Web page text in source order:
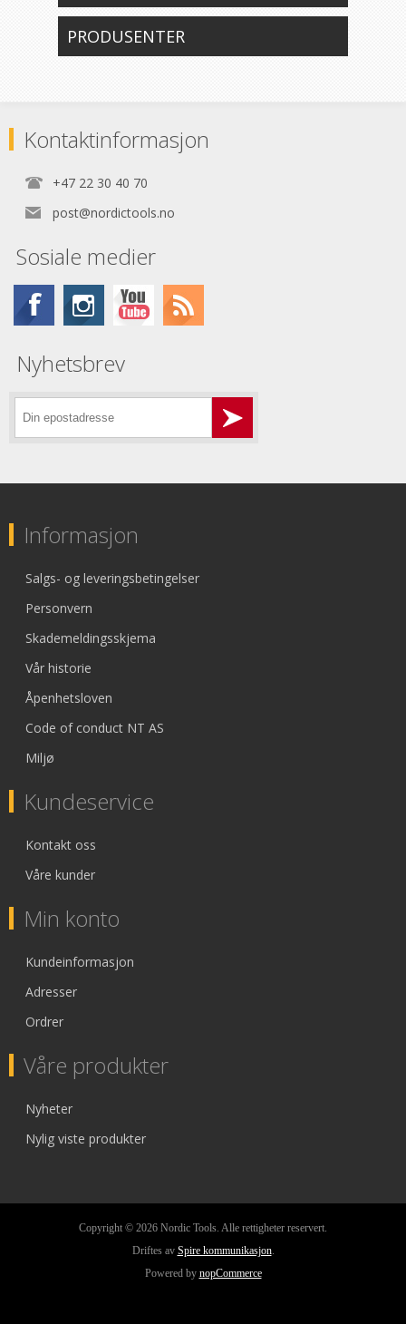
PRODUSENTER
Kontaktinformasjon
+47 22 30 40 70
post@nordictools.no
Sosiale medier
Nyhetsbrev
Informasjon
Salgs- og leveringsbetingelser
Personvern
Skademeldingsskjema
Vår historie
Åpenhetsloven
Code of conduct NT AS
Miljø
Kundeservice
Kontakt oss
Våre kunder
Min konto
Kundeinformasjon
Adresser
Ordrer
Våre produkter
Nyheter
Nylig viste produkter
Copyright © 2026 Nordic Tools. Alle rettigheter reservert.
Driftes av Spire kommunikasjon.
Powered by nopCommerce